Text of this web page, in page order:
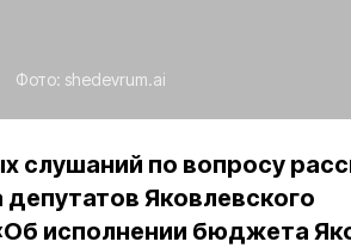
Фото: shedevrum.ai
слушаний по вопросу
Яковлевского
исполнении бюджета